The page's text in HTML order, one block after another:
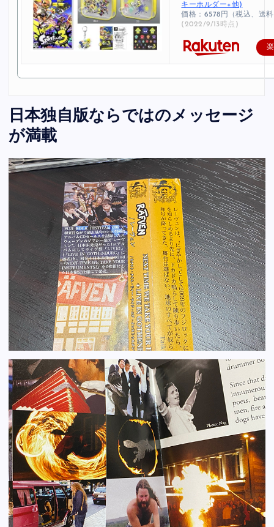
キーホルダー+他)
価格：6578円（税込、送
(2022/9/13時点)
日本独自版ならではのメッセージ
が満載